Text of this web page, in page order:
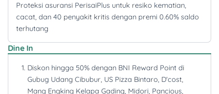
Proteksi asuransi PerisaiPlus untuk resiko kematian,
cacat, dan 40 penyakit kritis dengan premi 0.60% saldo
terhutang
Dine In
Diskon hingga 50% dengan BNI Reward Point di
Gubug Udang Cibubur, US Pizza Bintaro, D'cost,
Mang Engking Kelapa Gading, Midori, Pancious,